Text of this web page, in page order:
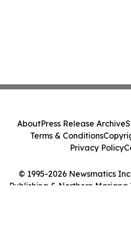
© 1995-2026 Newsmatics
Publishing & Northern
AboutPress Release Archive
Terms & Conditions
Privacy Policy